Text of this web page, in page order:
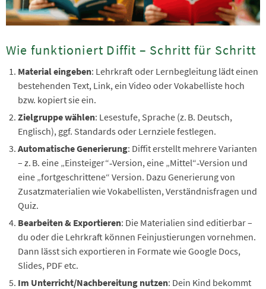
Wie funktioniert Diffit – Schritt für Schritt
Material eingeben: Lehrkraft oder Lernbegleitung lädt einen
bestehenden Text, Link, ein Video oder Vokabelliste hoch
bzw. kopiert sie ein.
Zielgruppe wählen: Lesestufe, Sprache (z. B. Deutsch,
Englisch), ggf. Standards oder Lernziele festlegen.
Automatische Generierung: Diffit erstellt mehrere Varianten
– z. B. eine „Einsteiger“‑Version, eine „Mittel“‑Version und
eine „fortgeschrittene“ Version. Dazu Generierung von
Zusatzmaterialien wie Vokabellisten, Verständnisfragen und
Quiz.
Bearbeiten & Exportieren: Die Materialien sind editierbar –
du oder die Lehrkraft können Feinjustierungen vornehmen.
Dann lässt sich exportieren in Formate wie Google Docs,
Slides, PDF etc.
Im Unterricht/Nachbereitung nutzen: Dein Kind bekommt